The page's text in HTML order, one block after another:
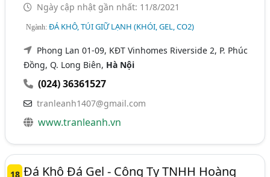
Ngày cập nhật gần nhất: 11/8/2021
Ngành:ĐÁ KHÔ, TÚI GIỮ LẠNH (KHÓI, GEL, CO2)
Phong Lan 01-09, KĐT Vinhomes Riverside 2, P. Phúc
Đồng, Q. Long Biên, Hà Nội
(024) 36361527
tranleanh1407@gmail.com
www.tranleanh.vn
18 Đá Khô Đá Gel - Công Ty TNHH Hoàng